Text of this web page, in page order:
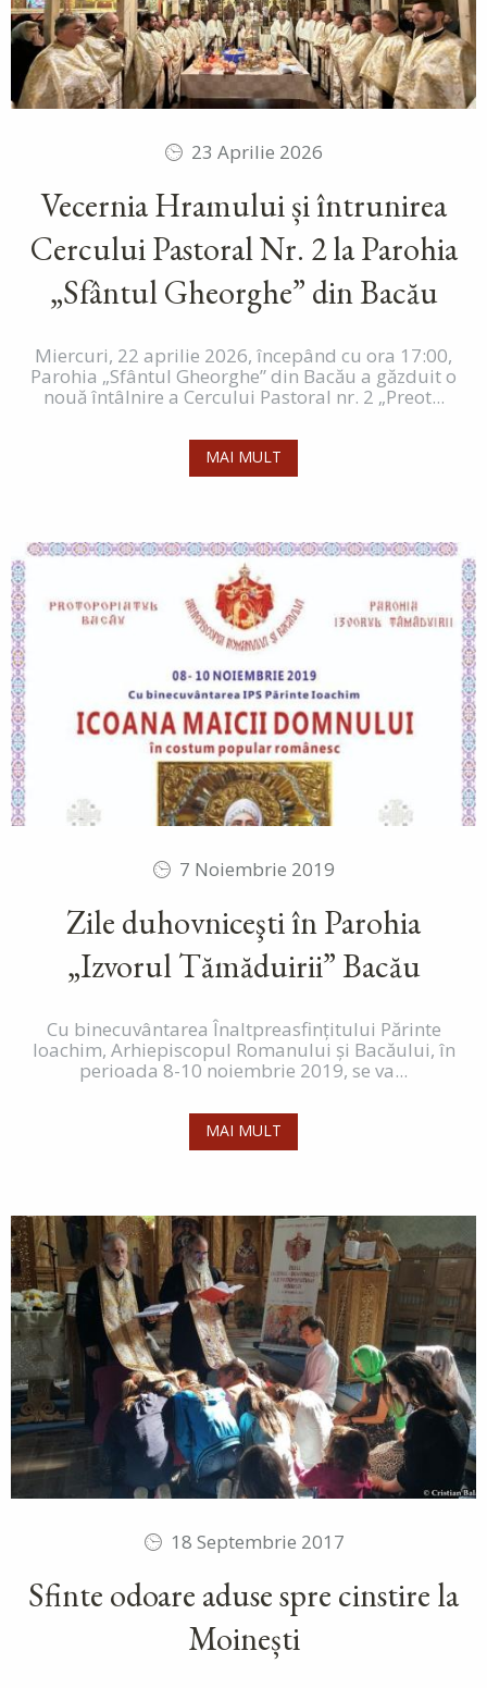
23 Aprilie 2026
Vecernia Hramului și întrunirea
Cercului Pastoral Nr. 2 la Parohia
„Sfântul Gheorghe” din Bacău
Miercuri, 22 aprilie 2026, începând cu ora 17:00,
Parohia „Sfântul Gheorghe” din Bacău a găzduit o
nouă întâlnire a Cercului Pastoral nr. 2 „Preot...
MAI MULT
7 Noiembrie 2019
Zile duhovniceşti în Parohia
„Izvorul Tămăduirii” Bacău
Cu binecuvântarea Înaltpreasfinţitului Părinte
Ioachim, Arhiepiscopul Romanului şi Bacăului, în
perioada 8-10 noiembrie 2019, se va...
MAI MULT
18 Septembrie 2017
Sfinte odoare aduse spre cinstire la
Moinești